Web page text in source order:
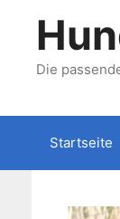
springen
Die
Startseite